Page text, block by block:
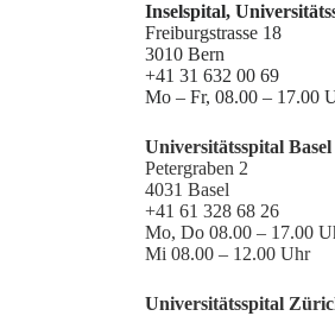
Inselspital,
Freiburgstrasse 18
3010 Bern
+41 31 632 00 69
Mo – Fr, 08.00 – 17.00
Universitätsspital Basel
Petergraben 2
4031 Basel
+41 61 328 68 26
Mo, Do 08.00 – 17.00
Mi 08.00 – 12.00 Uhr
Universitätsspital